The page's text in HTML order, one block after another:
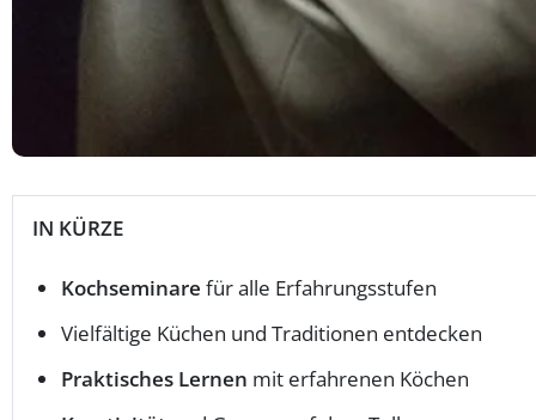
IN KÜRZE
Kochseminare für alle Erfahrungsstufen
Vielfältige Küchen und Traditionen entdecken
Praktisches Lernen mit erfahrenen Köchen